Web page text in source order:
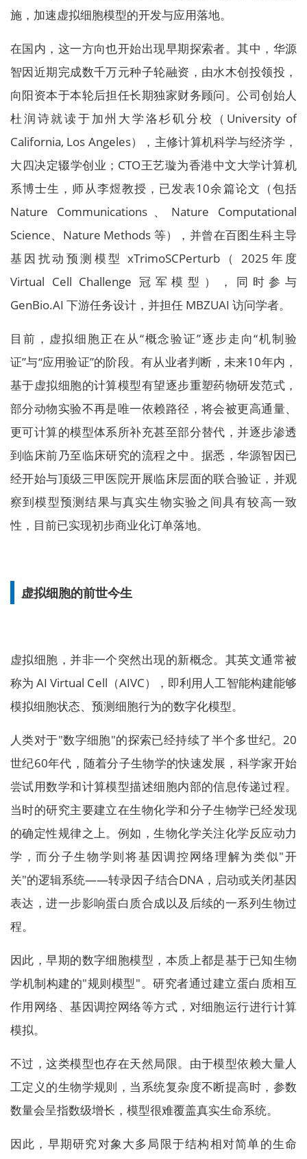
施，加速虚拟细胞模型的开发与应用落地。
在国内，这一方向也开始出现早期探索者。其中，华源
智因近期完成数千万元种子轮融资，由水木创投领投，
向阳资本于本轮后担任长期独家财务顾问。公司创始人
杜润诗就读于加州大学洛杉矶分校（University of
California, Los Angeles），主修计算机科学与经济学，
大四决定辍学创业；CTO王艺璇为香港中文大学计算机
系博士生，师从李煜教授，已发表10余篇论文（包括
Nature Communications、Nature Computational
Science、Nature Methods 等），并曾在百图生科主导
基因扰动预测模型 xTrimoSCPerturb（ 2025年度
Virtual Cell Challenge 冠军模型），同时参与
GenBio.AI 下游任务设计，并担任 MBZUAI 访问学者。
目前，虚拟细胞正在从“概念验证”逐步走向“机制验
证”与“应用验证”的阶段。有从业者判断，未来10年内，
基于虚拟细胞的计算模型有望逐步重塑药物研发范式，
部分动物实验不再是唯一依赖路径，将会被更高通量、
更可计算的模型体系所补充甚至部分替代，并逐步渗透
到临床前乃至临床研究的流程之中。据悉，华源智因已
经开始与顶级三甲医院开展临床层面的联合验证，并观
察到模型预测结果与真实生物实验之间具有较高一致
性，目前已实现初步商业化订单落地。
虚拟细胞的前世今生
虚拟细胞，并非一个突然出现的新概念。其英文通常被
称为 AI Virtual Cell（AIVC），即利用人工智能构建能够
模拟细胞状态、预测细胞行为的数字化模型。
人类对于"数字细胞"的探索已经持续了半个多世纪。20
世纪60年代，随着分子生物学的快速发展，科学家开始
尝试用数学和计算模型描述细胞内部的信息传递过程。
当时的研究主要建立在生物化学和分子生物学已经发现
的确定性规律之上。例如，生物化学关注化学反应动力
学，而分子生物学则将基因调控网络理解为类似"开
关"的逻辑系统——转录因子结合DNA，启动或关闭基因
表达，进一步影响蛋白质合成以及后续的一系列生物过
程。
因此，早期的数字细胞模型，本质上都是基于已知生物
学机制构建的"规则模型"。研究者通过建立蛋白质相互
作用网络、基因调控网络等方式，对细胞运行进行计算
模拟。
不过，这类模型也存在天然局限。由于模型依赖大量人
工定义的生物学规则，当系统复杂度不断提高时，参数
数量会呈指数级增长，模型很难覆盖真实生命系统。
因此，早期研究对象大多局限于结构相对简单的生命